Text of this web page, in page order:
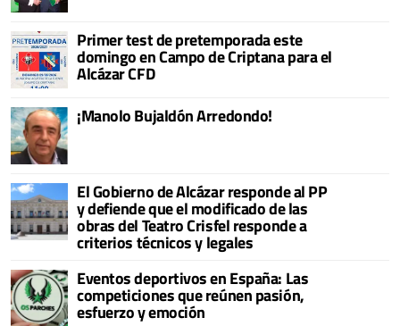
Primer test de pretemporada este
domingo en Campo de Criptana para el
Alcázar CFD
¡Manolo Bujaldón Arredondo!
El Gobierno de Alcázar responde al PP
y defiende que el modificado de las
obras del Teatro Crisfel responde a
criterios técnicos y legales
Eventos deportivos en España: Las
competiciones que reúnen pasión,
esfuerzo y emoción